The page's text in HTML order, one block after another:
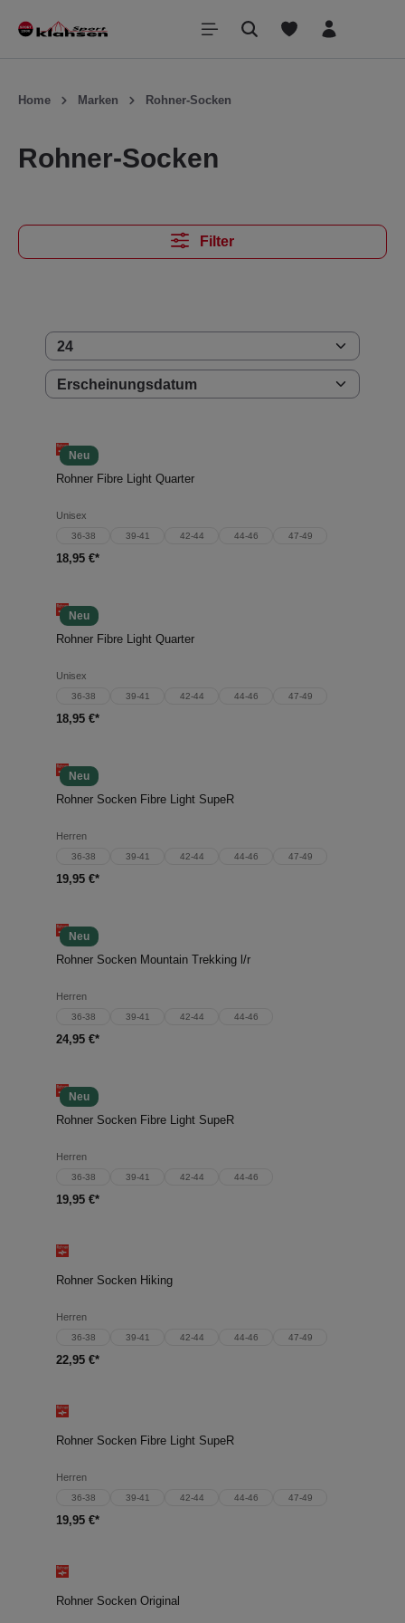
springen
Home Marken Rohner-Socken
Rohner-Socken
Filter
Neu
Rohner Fibre Light Quarter
Unisex
36-38 39-41 42-44 44-46 47-49
18,95 €*
Neu
Rohner Fibre Light Quarter
Unisex
36-38 39-41 42-44 44-46 47-49
18,95 €*
Neu
Rohner Socken Fibre Light SupeR
Herren
36-38 39-41 42-44 44-46 47-49
19,95 €*
Neu
Rohner Socken Mountain Trekking l/r
Herren
36-38 39-41 42-44 44-46
24,95 €*
Neu
Rohner Socken Fibre Light SupeR
Herren
36-38 39-41 42-44 44-46
19,95 €*
Rohner Socken Hiking
Herren
36-38 39-41 42-44 44-46 47-49
22,95 €*
Rohner Socken Fibre Light SupeR
Herren
36-38 39-41 42-44 44-46 47-49
19,95 €*
Rohner Socken Original